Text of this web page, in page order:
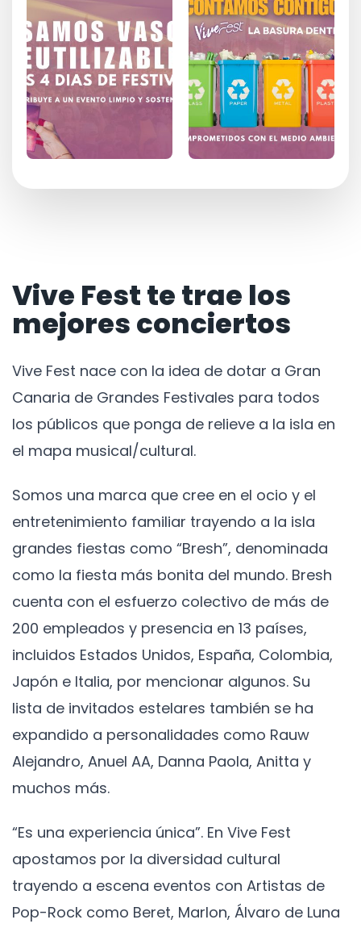
Vive Fest te trae los
mejores conciertos
Vive Fest nace con la idea de dotar a Gran
Canaria de Grandes Festivales para todos
los públicos que ponga de relieve a la isla en
el mapa musical/cultural.
Somos una marca que cree en el ocio y el
entretenimiento familiar trayendo a la isla
grandes fiestas como “Bresh”, denominada
como la fiesta más bonita del mundo. Bresh
cuenta con el esfuerzo colectivo de más de
200 empleados y presencia en 13 países,
incluidos Estados Unidos, España, Colombia,
Japón e Italia, por mencionar algunos. Su
lista de invitados estelares también se ha
expandido a personalidades como Rauw
Alejandro, Anuel AA, Danna Paola, Anitta y
muchos más.
“Es una experiencia única”. En Vive Fest
apostamos por la diversidad cultural
trayendo a escena eventos con Artistas de
Pop-Rock como Beret, Marlon, Álvaro de Luna